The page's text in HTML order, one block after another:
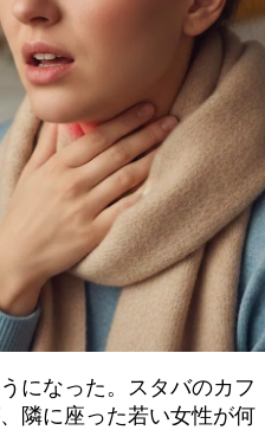
になった。スタバのカフ
隣に座った若い女性が何